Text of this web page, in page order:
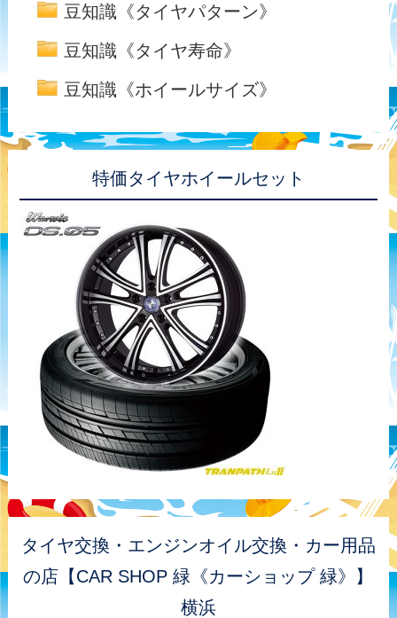
豆知識《タイヤパターン》
豆知識《タイヤ寿命》
豆知識《ホイールサイズ》
特価タイヤホイールセット
タイヤ交換・エンジンオイル交換・カー用品
の店【CAR SHOP 緑《カーショップ 緑》】
横浜